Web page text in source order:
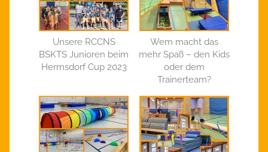
Unsere RCCNS
BSKTS Junioren beim
Hermsdorf Cup 2023
Wem macht das
mehr Spaß – den Kids
oder dem
Trainerteam?